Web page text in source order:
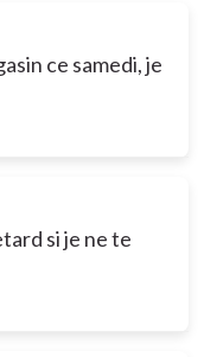
ce samedi, je
si je ne te